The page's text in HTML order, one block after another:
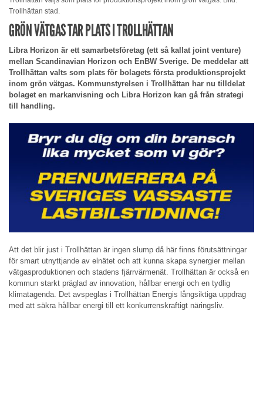
Trollhättan stad.
GRÖN VÄTGAS TAR PLATS I TROLLHÄTTAN
Libra Horizon är ett samarbetsföretag (ett så kallat joint venture)
mellan Scandinavian Horizon och EnBW Sverige. De meddelar att
Trollhättan valts som plats för bolagets första produktionsprojekt
inom grön vätgas. Kommunstyrelsen i Trollhättan har nu tilldelat
bolaget en markanvisning och Libra Horizon kan gå från strategi
till handling.
Att det blir just i Trollhättan är ingen slump då här finns förutsättningar
för smart utnyttjande av elnätet och att kunna skapa synergier mellan
vätgasproduktionen och stadens fjärrvärmenät. Trollhättan är också en
kommun starkt präglad av innovation, hållbar energi och en tydlig
klimatagenda. Det avspeglas i Trollhättan Energis långsiktiga uppdrag
med att säkra hållbar energi till ett konkurrenskraftigt näringsliv.